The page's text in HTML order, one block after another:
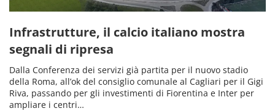
Infrastrutture, il calcio italiano mostra
segnali di ripresa
Dalla Conferenza dei servizi già partita per il nuovo stadio
della Roma, all’ok del consiglio comunale al Cagliari per il Gigi
Riva, passando per gli investimenti di Fiorentina e Inter per
ampliare i centri…